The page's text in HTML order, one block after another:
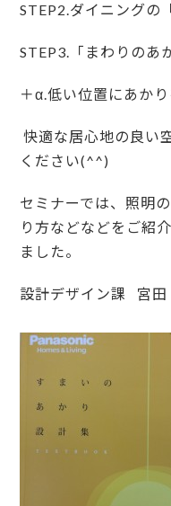
STEP2.ダイニングの
STEP3.「まわりのあ
＋α.低い位置にあかり
快適な居心地の良い
ください(^^)
セミナーでは、照明
り方などなどをご紹
ました。
設計デザイン課 宮田